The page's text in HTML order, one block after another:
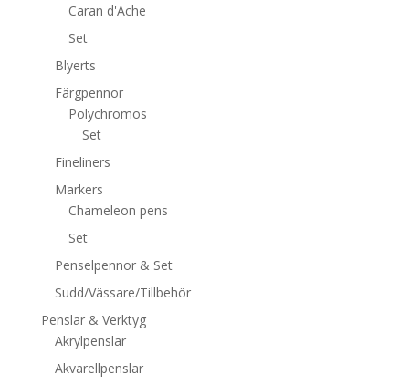
Caran d'Ache
Set
Blyerts
Färgpennor
Polychromos
Set
Fineliners
Markers
Chameleon pens
Set
Penselpennor & Set
Sudd/Vässare/Tillbehör
Penslar & Verktyg
Akrylpenslar
Akvarellpenslar